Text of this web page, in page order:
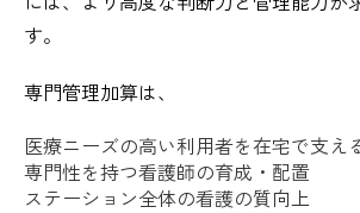
す。
専門管理加算は、
医療ニーズの高い利用者を在宅で支え
専門性を持つ看護師の育成・配置
ステーション全体の看護の質向上